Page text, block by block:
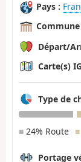
Pays :
Commune
Départ/
Carte(s)
Type de
■ 24% Route ■
Portage